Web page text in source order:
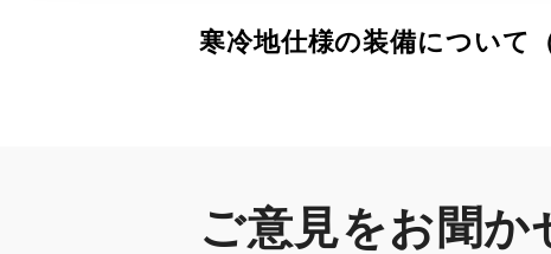
寒冷地仕様の装備について
ご意見をお聞か